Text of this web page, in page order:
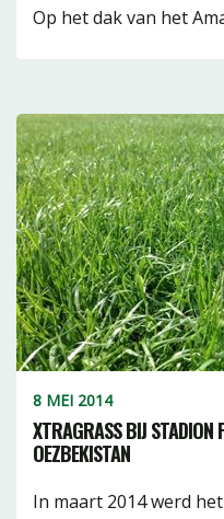
Op het dak van het
8 MEI 2014
XTRAGRASS BIJ STADION
OEZBEKISTAN
In maart 2014 werd